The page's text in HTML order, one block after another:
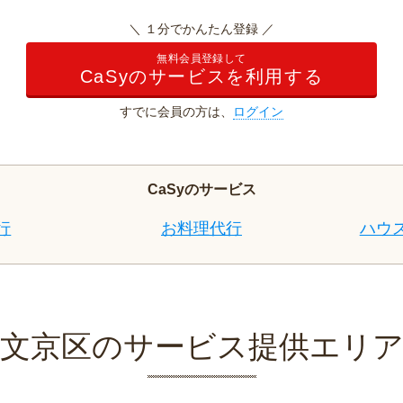
＼ １分でかんたん登録 ／
無料会員登録して
CaSyのサービスを利用する
すでに会員の方は、 ログイン
CaSyのサービス
お料理代行 ハウ
文京区のサービス提供エリア